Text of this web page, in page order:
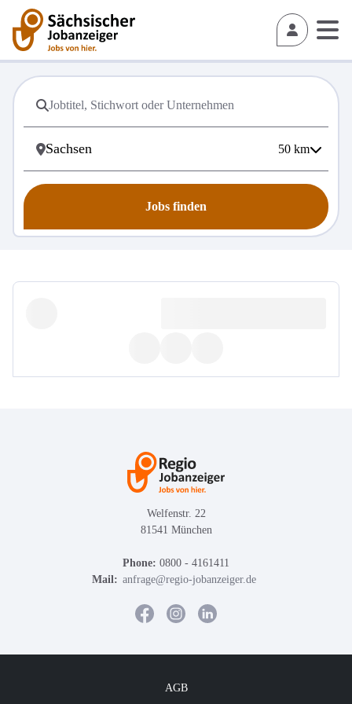
50 km
Jobs finden
Welfenstr. 22
81541 München
Phone: 0800 - 4161411
Mail: anfrage@regio-jobanzeiger.de
AGB